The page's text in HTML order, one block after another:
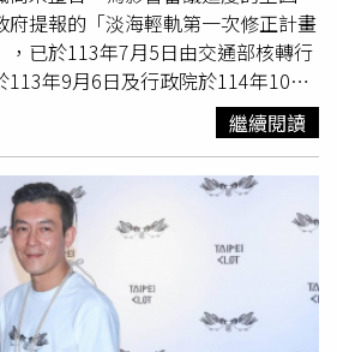
府提報的「淡海輕軌第一次修正計畫
，已於113年7月5日由交通部核轉行
113年9月6日及行政院於114年10月
求針對多項議題進一步釐清，包括路
、部分工程單價偏低、文化資產處理
房與店家過近等問題。鐵道局表示，
月提送修正報告，但對於「軌道距離
僅以「儘量滿足地方民意」概括說
持續陳情，顯示地方共識尚未整合，
對八里輕軌計畫，鐵道局說明，行政
求退回重新檢討，並指示須待淡海
後，方可再行報院。主要原因在於八
繼續閱讀